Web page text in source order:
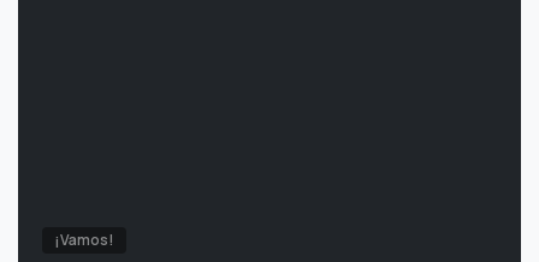
¡Vamos!